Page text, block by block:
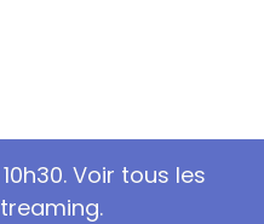
Voir tous les